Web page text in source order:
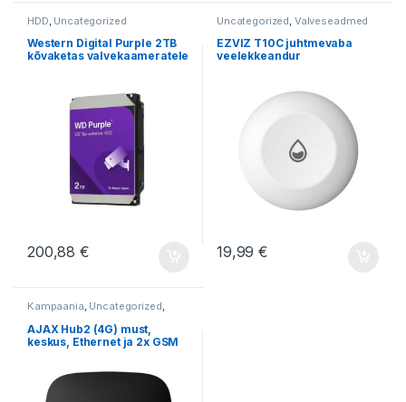
HDD Uncategorized
Western Digital Purple 2TB
kõvaketas valvekaameratele
200,88€
Uncategorized Valveseadmed
EZVIZ T10C juhtmevaba
veelekkeandur
19,99€
Kampaania, Uncategorized,
AJAX Hub2 (4G) must,
keskus, Ethernet ja 2x GSM